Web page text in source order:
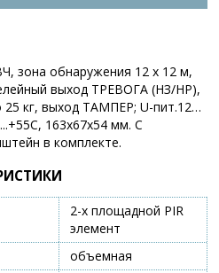
зона обнаружения 12 х 12 м,
выход ТРЕВОГА (НЗ/НР),
кг, выход ТАМПЕР; U-пит.12…
163х67х54 мм. С
в комплекте.
2-х площадной PIR
элемент
объемная